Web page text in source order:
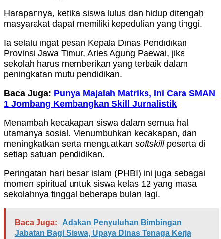
Harapannya, ketika siswa lulus dan hidup ditengah
masyarakat dapat memiliki kepedulian yang tinggi.
Ia selalu ingat pesan Kepala Dinas Pendidikan
Provinsi Jawa Timur, Aries Agung Paewai, jika
sekolah harus memberikan yang terbaik dalam
peningkatan mutu pendidikan.
Baca Juga: Punya Majalah Matriks, Ini Cara SMAN
1 Jombang Kembangkan Skill Jurnalistik
Menambah kecakapan siswa dalam semua hal
utamanya sosial. Menumbuhkan kecakapan, dan
meningkatkan serta menguatkan softskillpeserta di
setiap satuan pendidikan.
Peringatan hari besar islam (PHBI) ini juga sebagai
momen spiritual untuk siswa kelas 12 yang masa
sekolahnya tinggal beberapa bulan lagi.
Baca Juga:
Adakan Penyuluhan Bimbingan
Jabatan Bagi Siswa, Upaya Dinas Tenaga Kerja